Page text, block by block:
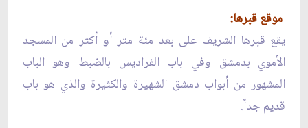
موقع قبرها:
يقع قبرها الشريف على بعد مئة متر أو أكثر من المسجد
الأموي بدمشق وفي باب الفراديس بالضبط وهو الباب
المشهور من أبواب دمشق الشهيرة والكثيرة والذي هو باب
قديم جداً.